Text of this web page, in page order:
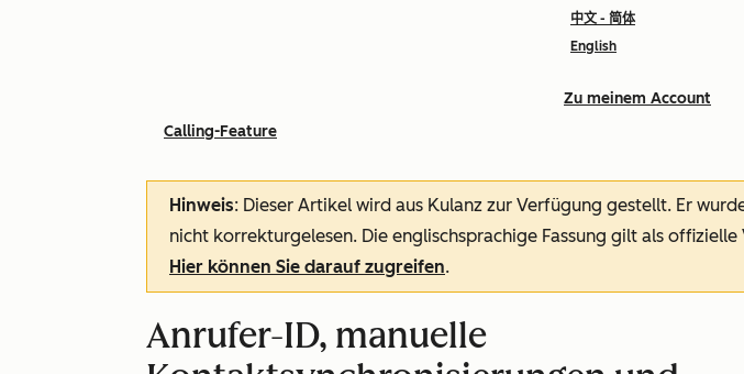
中文 - 简体
English
Zu meinem Account
Calling-Feature
Hinweis: Dieser Artikel wird aus Kulanz zur Verfügung gestellt. Er
nicht korrekturgelesen. Die englischsprachige Fassung gilt als
Hier können Sie darauf zugreifen.
Anrufer-ID, manuelle